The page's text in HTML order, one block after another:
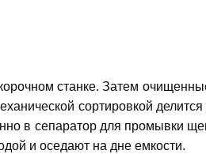
станке. Затем
сортировкой
в сепаратор для промывки
и оседают на дне емкости.